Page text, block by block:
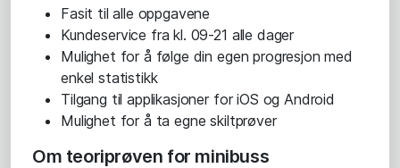
Fasit til alle oppgavene
Kundeservice fra kl. 09-21 alle dager
Mulighet for å følge din egen progresjon med
enkel statistikk
Tilgang til applikasjoner for iOS og Android
Mulighet for å ta egne skiltprøver
Om teoriprøven for minibuss